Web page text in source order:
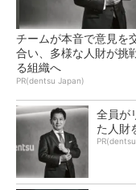
チームが本音で意見を
合い、多様な人財が挑
る組織へ
PR(dentsu Japan)
全員が
た人財